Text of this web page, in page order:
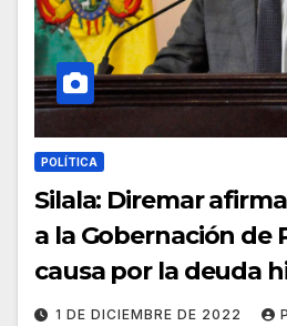
POLÍTICA
Silala: Diremar
a la Gobernación de
causa por la deuda
1 DE DICIEMBRE DE 2022